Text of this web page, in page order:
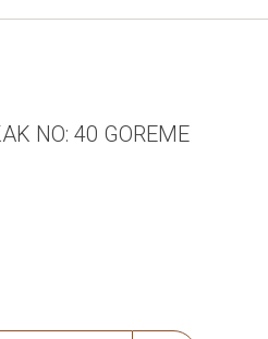
NO: 40 GOREME